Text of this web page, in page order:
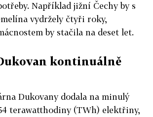
Například jižní Čechy by s
vydržely čtyři roky,
by stačila na deset let.
kontinuálně
Dukovany dodala na minulý
terawatthodiny (TWh) elektřiny,